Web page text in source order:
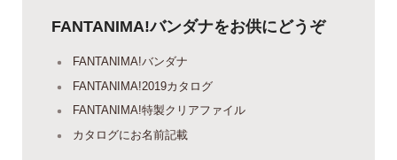
FANTANIMA!バンダナをお供にどうぞ
FANTANIMA!バンダナ
FANTANIMA!2019カタログ
FANTANIMA!特製クリアファイル
カタログにお名前記載